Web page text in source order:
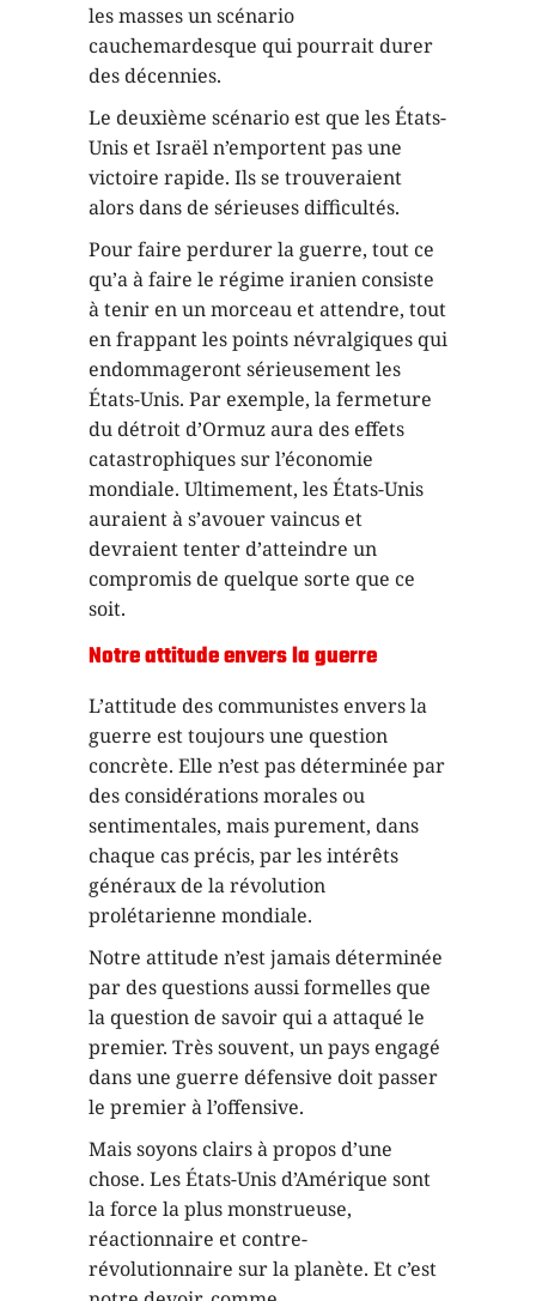
les masses un scénario
cauchemardesque qui pourrait durer
des décennies.
Le deuxième scénario est que les États-
Unis et Israël n’emportent pas une
victoire rapide. Ils se trouveraient
alors dans de sérieuses difficultés.
Pour faire perdurer la guerre, tout ce
qu’a à faire le régime iranien consiste
à tenir en un morceau et attendre, tout
en frappant les points névralgiques qui
endommageront sérieusement les
États-Unis. Par exemple, la fermeture
du détroit d’Ormuz aura des effets
catastrophiques sur l’économie
mondiale. Ultimement, les États-Unis
auraient à s’avouer vaincus et
devraient tenter d’atteindre un
compromis de quelque sorte que ce
soit.
Notre attitude envers la guerre
L’attitude des communistes envers la
guerre est toujours une question
concrète. Elle n’est pas déterminée par
des considérations morales ou
sentimentales, mais purement, dans
chaque cas précis, par les intérêts
généraux de la révolution
prolétarienne mondiale.
Notre attitude n’est jamais déterminée
par des questions aussi formelles que
la question de savoir qui a attaqué le
premier. Très souvent, un pays engagé
dans une guerre défensive doit passer
le premier à l’offensive.
Mais soyons clairs à propos d’une
chose. Les États-Unis d’Amérique sont
la force la plus monstrueuse,
réactionnaire et contre-
révolutionnaire sur la planète. Et c’est